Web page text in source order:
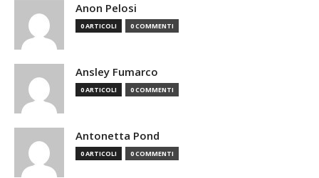
Anon Pelosi
0 ARTICOLI 0 COMMENTI
Ansley Fumarco
0 ARTICOLI 0 COMMENTI
Antonetta Pond
0 ARTICOLI 0 COMMENTI